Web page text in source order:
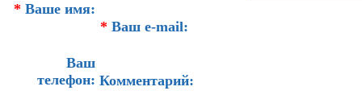
* Ваше имя:
* Ваш e-mail:
Ваш
телефон: Комментарий: